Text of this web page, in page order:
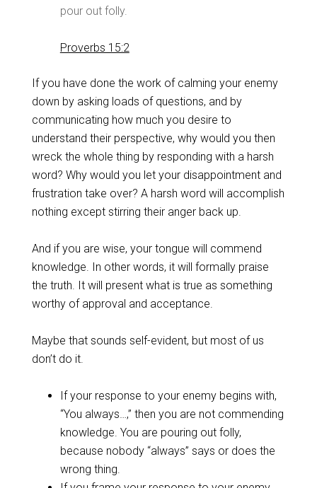
pour out folly.
Proverbs 15:2
If you have done the work of calming your enemy
down by asking loads of questions, and by
communicating how much you desire to
understand their perspective, why would you then
wreck the whole thing by responding with a harsh
word? Why would you let your disappointment and
frustration take over? A harsh word will accomplish
nothing except stirring their anger back up.
And if you are wise, your tongue will commend
knowledge. In other words, it will formally praise
the truth. It will present what is true as something
worthy of approval and acceptance.
‌Maybe that sounds self-evident, but most of us
don’t do it.
‌If your response to your enemy begins with,
“You always…,” then you are not commending
knowledge. You are pouring out folly,
because nobody “always” says or does the
wrong thing.